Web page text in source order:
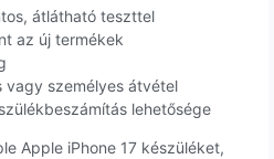
átlátható teszttel
az új termékek
vagy személyes átvétel
lehetősége
Apple iPhone 17 készüléket,